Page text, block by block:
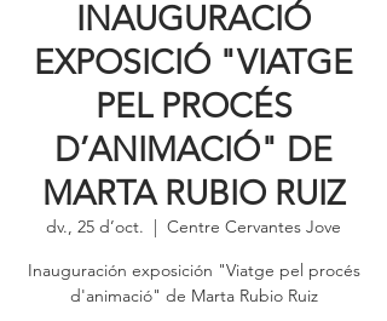
INAUGURACIÓ
EXPOSICIÓ "VIATGE
PEL PROCÉS
D’ANIMACIÓ" DE
MARTA RUBIO RUIZ
dv., 25 d’oct.
  |
Centre Cervantes Jove
Inauguración exposición "Viatge pel procés
d'animació" de Marta Rubio Ruiz